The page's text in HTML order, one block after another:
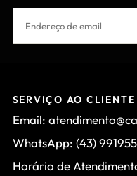
EMAIL
SERVIÇO AO CLIENTE
Email:
WhatsApp: (43)
Horário de